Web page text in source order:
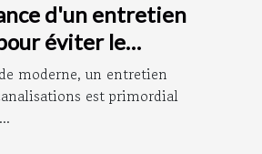
d'un entretien
éviter le
des canalisations
moderne, un entretien
est primordial